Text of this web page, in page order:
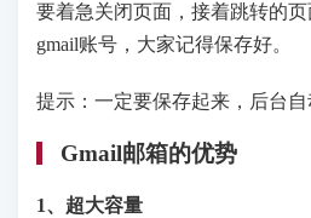
要着急关闭页面，接着跳转的
gmail账号，大家记得保存好。
提示：一定要保存起来，后台自
Gmail邮箱的优势
1、超大容量